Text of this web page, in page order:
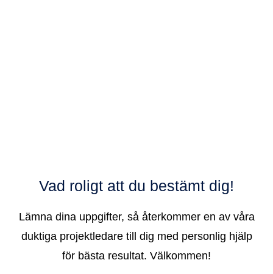
Vad roligt att du bestämt dig!
Lämna dina uppgifter, så återkommer en av våra
duktiga projektledare till dig med personlig hjälp
för bästa resultat. Välkommen!